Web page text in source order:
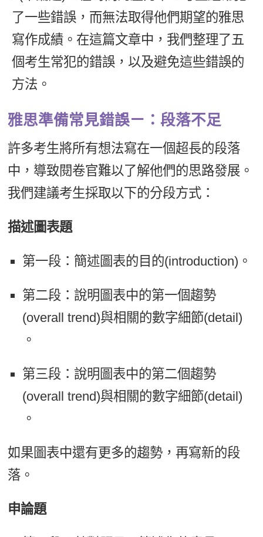
新聞英文
了一些錯誤，而無法取得他們期望的雅思
寫作成績。在這篇文章中，我們整理了五
個考生常犯的錯誤，以及避免這些錯誤的
方法。
雅思準備常見錯誤ㄧ：段落不足
許多考生將所有想法寫在一個超長的段落
中，導致閱卷官難以了解他們的思路發展。
我們建議考生採取以下的分段方式：
描述圖表題
第一段：簡述圖表的目的(introduction)。
第二段：說明圖表中的第一個趨勢
(overall trend)與相關的數字細節(detail)
。
第三段：說明圖表中的第二個趨勢
(overall trend)與相關的數字細節(detail)
。
如果圖表中還有更多的趨勢，再寫新的段
落。
申論題